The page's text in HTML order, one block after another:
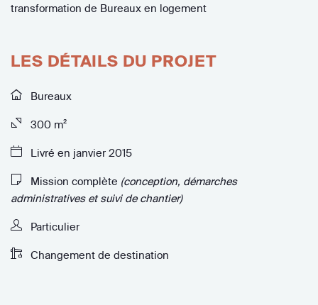
transformation de Bureaux en logement
LES DÉTAILS DU PROJET
Bureaux
300 m²
Livré en janvier 2015
Mission complète (conception, démarches
administratives et suivi de chantier)
Particulier
Changement de destination